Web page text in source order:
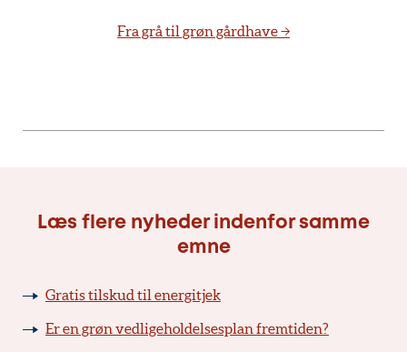
Fra grå til grøn gårdhave →
Læs flere nyheder indenfor samme
emne
Gratis tilskud til energitjek
Er en grøn vedligeholdelsesplan fremtiden?